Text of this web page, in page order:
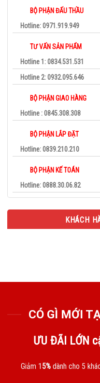
BỘ PHẬN ĐẤU THẦU
Hotline: 0971.919.949
TƯ VẤN SẢN PHẨM
Hotline 1: 0834.531.531
Hotline 2: 0932.095.646
BỘ PHẬN GIAO HÀNG
Hotline : 0845.308.308
BỘ PHẬN LẮP ĐẶT
Hotline: 0839.210.210
BỘ PHẬN KẾ TOÁN
Hotline: 0888.30.06.82
KHÁCH
CÓ GÌ MỚI
ƯU ĐÃI LỚN
Giảm 15% dành cho 5